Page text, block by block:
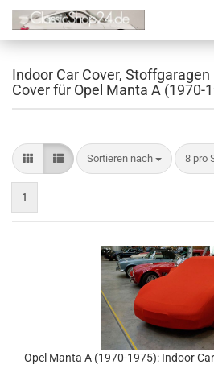
Indoor Car Cover,
Cover für Opel Manta A (1970-
Sortieren nach 8 pro
1
Opel Manta A (1970-1975): Indoor